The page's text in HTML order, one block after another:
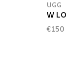
UGG
W
€150